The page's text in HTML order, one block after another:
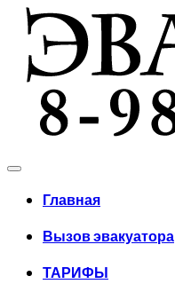
Главная
Вызов эвакуатора
ТАРИФЫ